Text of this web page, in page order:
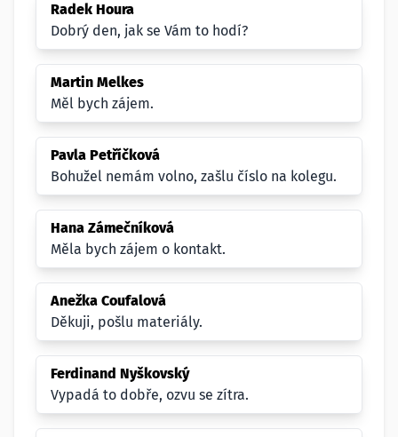
Radek Houra
Dobrý den, jak se Vám to hodí?
Martin Melkes
Měl bych zájem.
Pavla Petříčková
Bohužel nemám volno, zašlu číslo na kolegu.
Hana Zámečníková
Měla bych zájem o kontakt.
Anežka Coufalová
Děkuji, pošlu materiály.
Ferdinand Nyškovský
Vypadá to dobře, ozvu se zítra.